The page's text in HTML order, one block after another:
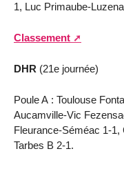
1, Luc Primaube-
Classement
DHR (21e journée)
Poule A : Toulouse
Aucamville-Vic
Fleurance-Séméac 1-
Tarbes B 2-1.